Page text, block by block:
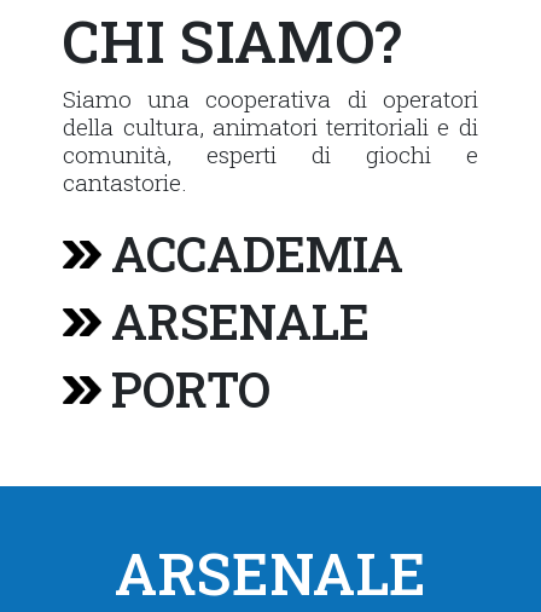
CHI SIAMO?
Siamo una cooperativa di operatori
della cultura, animatori territoriali e di
comunità, esperti di giochi e
cantastorie.
ACCADEMIA
ARSENALE
PORTO
ARSENALE